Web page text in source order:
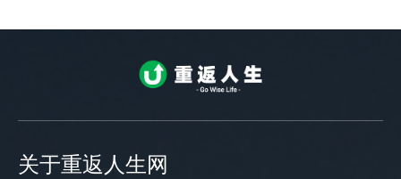
关于重返人生网